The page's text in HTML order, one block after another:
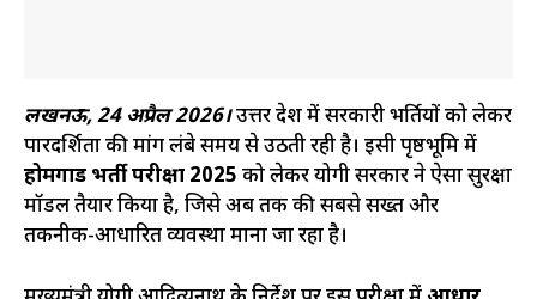
लखनऊ, 24 अप्रैल 2026।उत्तर प्रदेश में सरकारी भर्तियों को लेकर
पारदर्शिता की मांग लंबे समय से उठती रही है। इसी पृष्ठभूमि में
होमगार्ड भर्ती परीक्षा 2025 को लेकर योगी सरकार ने ऐसा सुरक्षा
मॉडल तैयार किया है, जिसे अब तक की सबसे सख्त और
तकनीक-आधारित व्यवस्था माना जा रहा है।